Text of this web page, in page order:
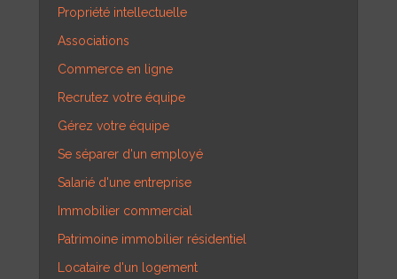
Propriété intellectuelle
Associations
Commerce en ligne
Recrutez votre équipe
Gérez votre équipe
Se séparer d'un employé
Salarié d'une entreprise
Immobilier commercial
Patrimoine immobilier résidentiel
Locataire d'un logement